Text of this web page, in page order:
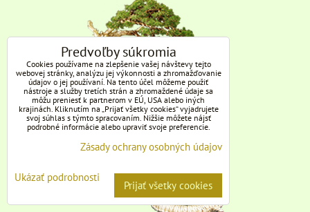
Predvoľby súkromia
Cookies používame na zlepšenie vašej návštevy tejto
webovej stránky, analýzu jej výkonnosti a zhromažďovanie
údajov o jej používaní. Na tento účel môžeme použiť
nástroje a služby tretích strán a zhromaždené údaje sa
môžu preniesť k partnerom v EÚ, USA alebo iných
krajinách. Kliknutím na „Prijať všetky cookies“ vyjadrujete
svoj súhlas s týmto spracovaním. Nižšie môžete nájsť
podrobné informácie alebo upraviť svoje preferencie.
Zásady ochrany osobných údajov
Ukázať podrobnosti
Prijať všetky cookies